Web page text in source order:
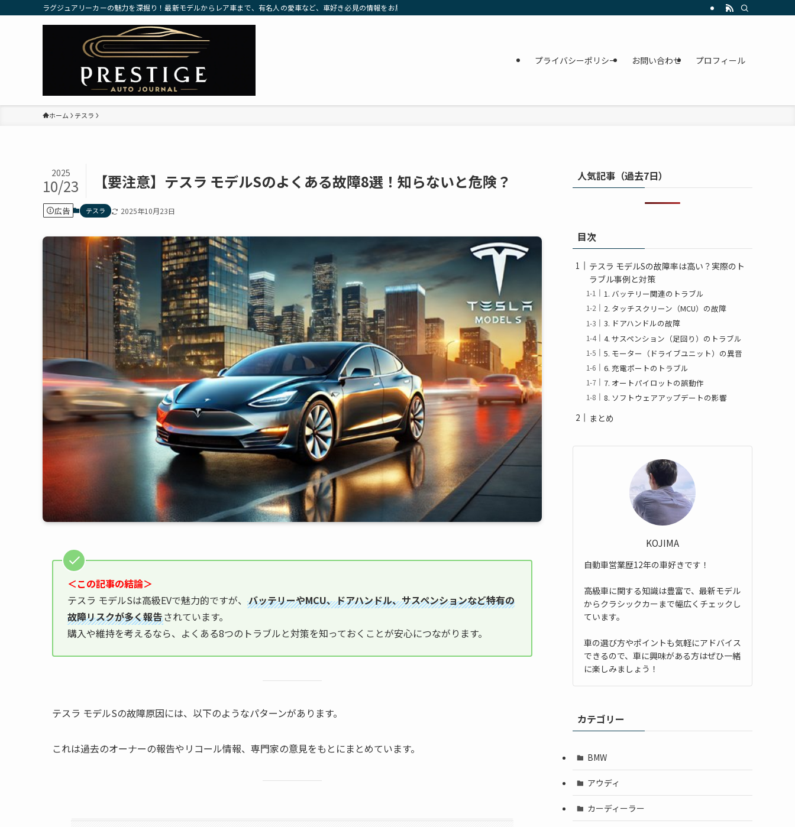
ラグジュアリーカーの魅力を深掘り！最新モデルからレア車まで、有名人の愛車など、車好き必見の情報をお届け」
プライバシーポリシー お問い合わせ プロフィール
ホーム テスラ
【要注意】テスラ モデルSのよくある故障8選！知らないと危険？
2025
10/23
広告 テスラ 2025年10月23日
＜この記事の結論＞
テスラ モデルSは高級EVで魅力的ですが、 バッテリーやMCU、ドアハンドル、サスペンションなど特有の
故障リスクが多く報告されています。
購入や維持を考えるなら、よくある8つのトラブルと対策を知っておくことが安心につながります。
テスラ モデルSの故障原因には、以下のようなパターンがあります。
これは過去のオーナーの報告やリコール情報、専門家の意見をもとにまとめています。
人気記事（過去7日）
目次
テスラ モデルSの故障率は高い？実際のト
ラブル事例と対策
1. バッテリー関連のトラブル
2. タッチスクリーン（MCU）の故障
3. ドアハンドルの故障
4. サスペンション（足回り）のトラブル
5. モーター（ドライブユニット）の異音
6. 充電ポートのトラブル
7. オートパイロットの誤動作
8. ソフトウェアアップデートの影響
まとめ
KOJIMA
自動車営業歴12年の車好きです！
高級車に関する知識は豊富で、最新モデル
からクラシックカーまで幅広くチェックし
ています。
車の選び方やポイントも気軽にアドバイス
できるので、車に興味がある方はぜひ一緒
に楽しみましょう！
カテゴリー
BMW
アウディ
カーディーラー